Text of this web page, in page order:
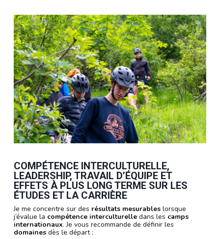
COMPÉTENCE INTERCULTURELLE,
LEADERSHIP, TRAVAIL D’ÉQUIPE ET
EFFETS À PLUS LONG TERME SUR LES
ÉTUDES ET LA CARRIÈRE
Je me concentre sur des résultats mesurables lorsque
j’évalue la compétence interculturelle dans les camps
internationaux. Je vous recommande de définir les
domaines dès le départ :